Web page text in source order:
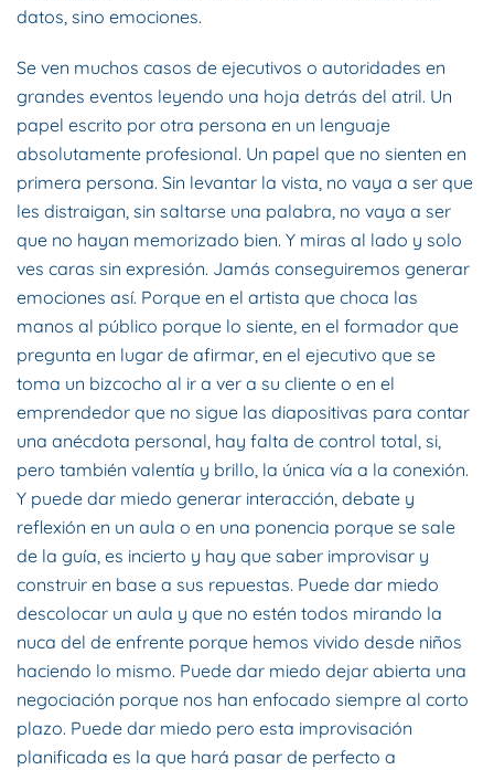
datos, sino emociones.
Se ven muchos casos de ejecutivos o autoridades en
grandes eventos leyendo una hoja detrás del atril. Un
papel escrito por otra persona en un lenguaje
absolutamente profesional. Un papel que no sienten en
primera persona. Sin levantar la vista, no vaya a ser que
les distraigan, sin saltarse una palabra, no vaya a ser
que no hayan memorizado bien. Y miras al lado y solo
ves caras sin expresión. Jamás conseguiremos generar
emociones así. Porque en el artista que choca las
manos al público porque lo siente, en el formador que
pregunta en lugar de afirmar, en el ejecutivo que se
toma un bizcocho al ir a ver a su cliente o en el
emprendedor que no sigue las diapositivas para contar
una anécdota personal, hay falta de control total, si,
pero también valentía y brillo, la única vía a la conexión.
Y puede dar miedo generar interacción, debate y
reflexión en un aula o en una ponencia porque se sale
de la guía, es incierto y hay que saber improvisar y
construir en base a sus repuestas. Puede dar miedo
descolocar un aula y que no estén todos mirando la
nuca del de enfrente porque hemos vivido desde niños
haciendo lo mismo. Puede dar miedo dejar abierta una
negociación porque nos han enfocado siempre al corto
plazo. Puede dar miedo pero esta improvisación
planificada es la que hará pasar de perfecto a